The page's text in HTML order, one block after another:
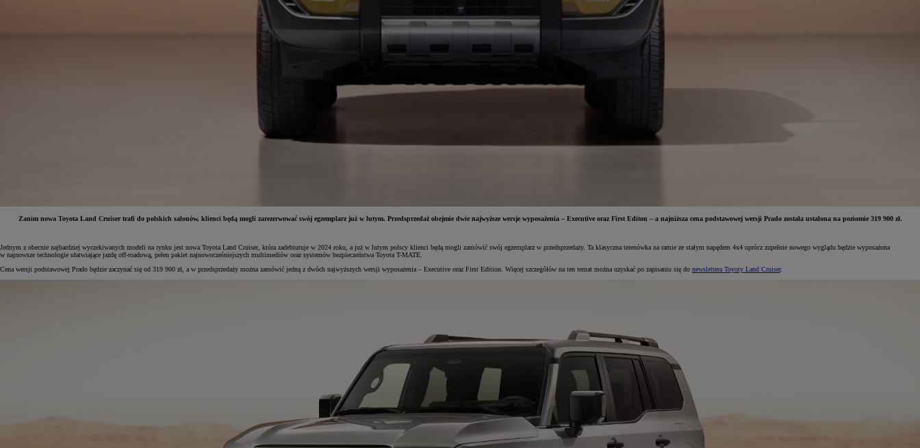
Od81 900 zł
Yaris Cross
Zanim nowa Toyota Land Cruiser trafi do polskich salonów, klienci będą mogli zarezerwować swój egzemplarz już w lutym. Przedsprzedaż obejmie dwie najwyższe wersje wyposażenia – Executive oraz First Editon – a najniższa cena podstawowej wersji Prado została ustalona na poziomie 319 900 zł.
Jednym z obecnie najbardziej wyczekiwanych modeli na rynku jest nowa Toyota Land Cruiser, która zadebiutuje w 2024 roku, a już w lutym polscy klienci będą mogli zamówić swój egzemplarz w przedsprzedaży. Ta klasyczna terenówka na ramie ze stałym napędem 4x4 oprócz zupełnie nowego wyglądu będzie wyposażona
w najnowsze technologie ułatwiające jazdę off-roadową, pełen pakiet najnowocześniejszych multimediów oraz systemów bezpieczeństwa Toyota T-MATE.
Cena wersji podstawowej Prado będzie zaczynać się od 319 900 zł, a w przedsprzedaży można zamówić jedną z dwóch najwyższych wersji wyposażenia – Executive oraz First Edition. Więcej szczegółów na ten temat można uzyskać po zapisaniu się do newslettera Toyoty Land Cruiser.